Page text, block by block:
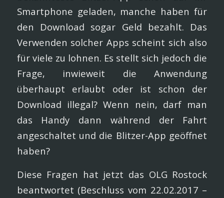
Smartphone geladen, manche haben für
den Download sogar Geld bezahlt. Das
Verwenden solcher Apps scheint sich also
für viele zu lohnen. Es stellt sich jedoch die
Frage, inwieweit die Anwendung
überhaupt erlaubt oder ist schon der
Download illegal? Wenn nein, darf man
das Handy dann während der Fahrt
angeschaltet und die Blitzer-App geöffnet
haben?
Diese Fragen hat jetzt das OLG Rostock
beantwortet (Beschluss vom 22.02.2017 –